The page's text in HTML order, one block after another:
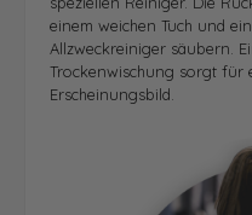
einem weichen Tuch und
Allzweckreiniger säubern.
Trockenwischung sorgt für
Erscheinungsbild.